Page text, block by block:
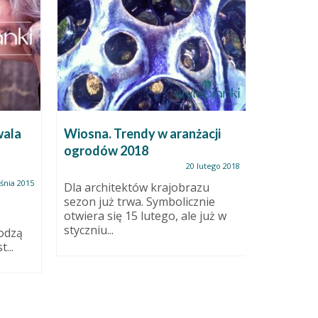
2015
Wiosna. Trendy w aranżacji
ogrodów 2018
20 lutego 2018
Dla architektów krajobrazu
sezon już trwa. Symbolicznie
otwiera się 15 lutego, ale już w
styczniu...